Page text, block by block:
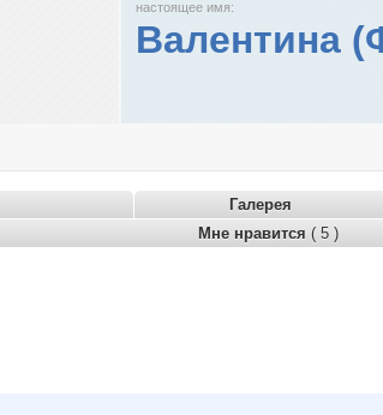
настоящее имя:
Валентина
Галерея
Мне нравится ( 5 )